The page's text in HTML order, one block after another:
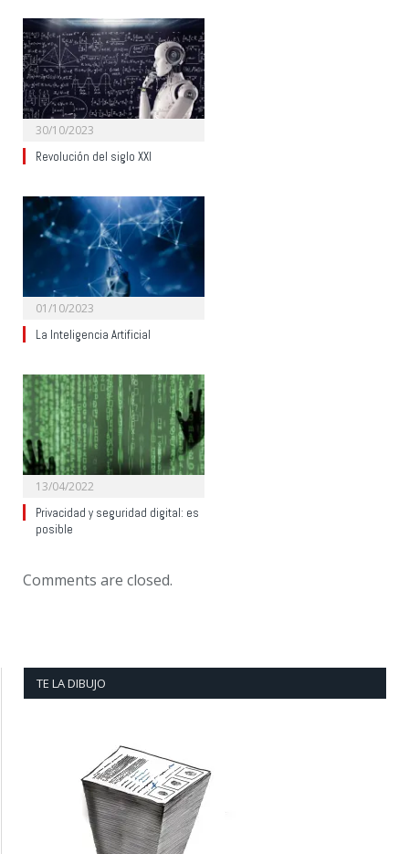
30/10/2023
Revolución del siglo XXI
01/10/2023
La Inteligencia Artificial
13/04/2022
Privacidad y seguridad digital: es
posible
Comments are closed.
TE LA DIBUJO